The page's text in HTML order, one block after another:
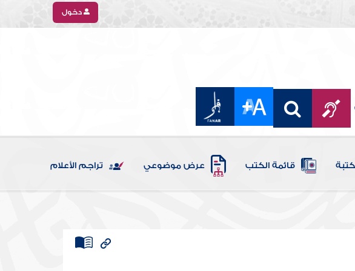
دخول
قائمة الكتب عرض موضوعي تراجم الأعلام